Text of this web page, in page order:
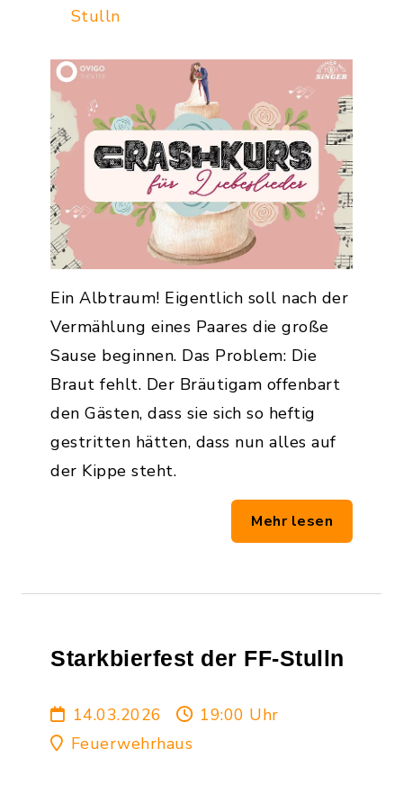
Stulln
Ein Albtraum! Eigentlich soll nach der
Vermählung eines Paares die große
Sause beginnen. Das Problem: Die
Braut fehlt. Der Bräutigam offenbart
den Gästen, dass sie sich so heftig
gestritten hätten, dass nun alles auf
der Kippe steht.
Mehr lesen
Starkbierfest der FF-Stulln
14.03.2026
19:00 Uhr
Feuerwehrhaus